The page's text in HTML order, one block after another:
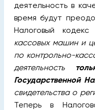
деятельность в
время будут
Налоговый
кассовых машин и
по контрольно-
деятельность
Государственной
свидетельства о
Теперь в